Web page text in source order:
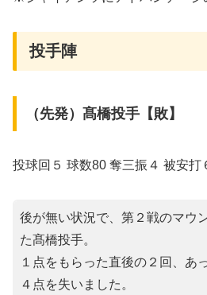
投手陣
（先発）髙橋投手【敗】
投球回５ 球数80 奪三振４ 被安打
後が無い状況で、第２戦のマウ
た髙橋投手。
１点をもらった直後の２回、あ
４点を失いました。